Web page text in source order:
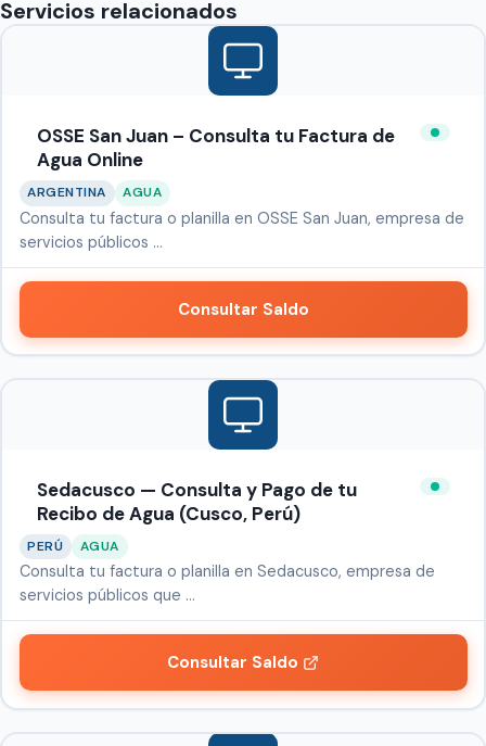
Servicios relacionados
OSSE San Juan – Consulta tu Factura de
Agua Online
ARGENTINA AGUA
Consulta tu factura o planilla en OSSE San Juan, empresa de
servicios públicos …
Consultar Saldo
Sedacusco — Consulta y Pago de tu
Recibo de Agua (Cusco, Perú)
PERÚ AGUA
Consulta tu factura o planilla en Sedacusco, empresa de
servicios públicos que …
Consultar Saldo